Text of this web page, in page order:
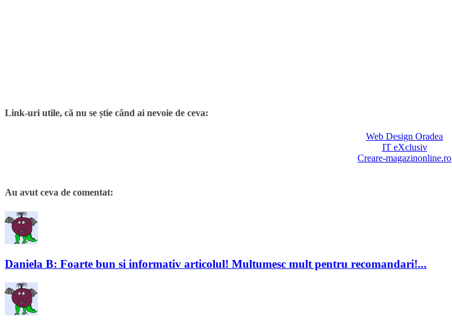
Link-uri utile, că nu se știe când ai nevoie de ceva:
Web Design Oradea
IT eXclusiv
Creare-magazinonline.ro
Au avut ceva de comentat:
Daniela B: Foarte bun si informativ articolul! Multumesc mult pentru recomandari!...